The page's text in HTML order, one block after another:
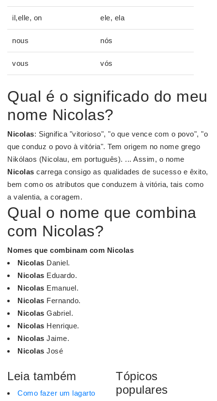
il,elle, on ele, ela
nous nós
vous vós
Qual é o significado do meu
nome Nicolas?
Nicolas: Significa "vitorioso", "o que vence com o povo", "o
que conduz o povo à vitória". Tem origem no nome grego
Nikólaos (Nicolau, em português). ... Assim, o nome
Nicolas carrega consigo as qualidades de sucesso e êxito,
bem como os atributos que conduzem à vitória, tais como
a valentia, a coragem.
Qual o nome que combina
com Nicolas?
Nomes que combinam com Nicolas
Nicolas Daniel.
Nicolas Eduardo.
Nicolas Emanuel.
Nicolas Fernando.
Nicolas Gabriel.
Nicolas Henrique.
Nicolas Jaime.
Nicolas José
Leia também
Como fazer um lagarto
Tópicos
populares